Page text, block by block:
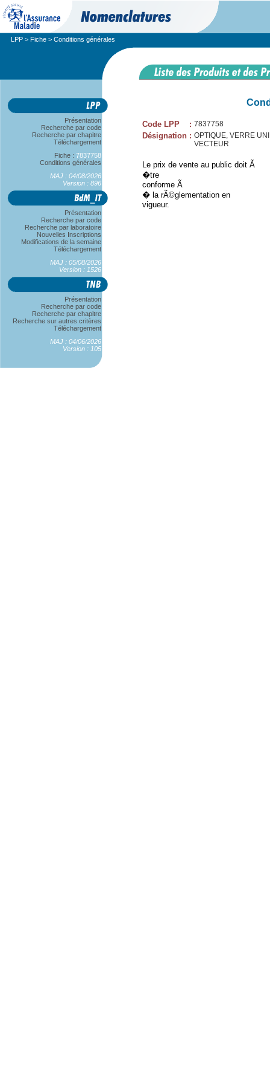
LPP > Fiche > Conditions générales
Présentation
Recherche par code
Recherche par chapitre
Téléchargement
Fiche : 7837758
Conditions générales
MAJ : 04/08/2026
Version : 896
Présentation
Recherche par code
Recherche par laboratoire
Nouvelles Inscriptions
Modifications de la semaine
Téléchargement
MAJ : 05/08/2026
Version : 1526
Présentation
Recherche par code
Recherche par chapitre
Recherche sur autres critères
Téléchargement
MAJ : 04/06/2026
Version : 105
Code LPP : 7837758
Désignation : OPTIQUE, VERRE
VECTEUR
Le prix de vente au public doit Ã
�tre
conforme Ã
� la rÃ©glementation en
vigueur.